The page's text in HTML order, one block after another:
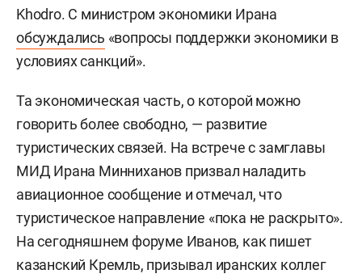
Khodro. С министром экономики Ирана
обсуждались «вопросы поддержки экономики в
условиях санкций».
Та экономическая часть, о которой можно
говорить более свободно, — развитие
туристических связей. На встрече с замглавы
МИД Ирана Минниханов призвал наладить
авиационное сообщение и отмечал, что
туристическое направление «пока не раскрыто».
На сегодняшнем форуме Иванов, как пишет
казанский Кремль, призывал иранских коллег